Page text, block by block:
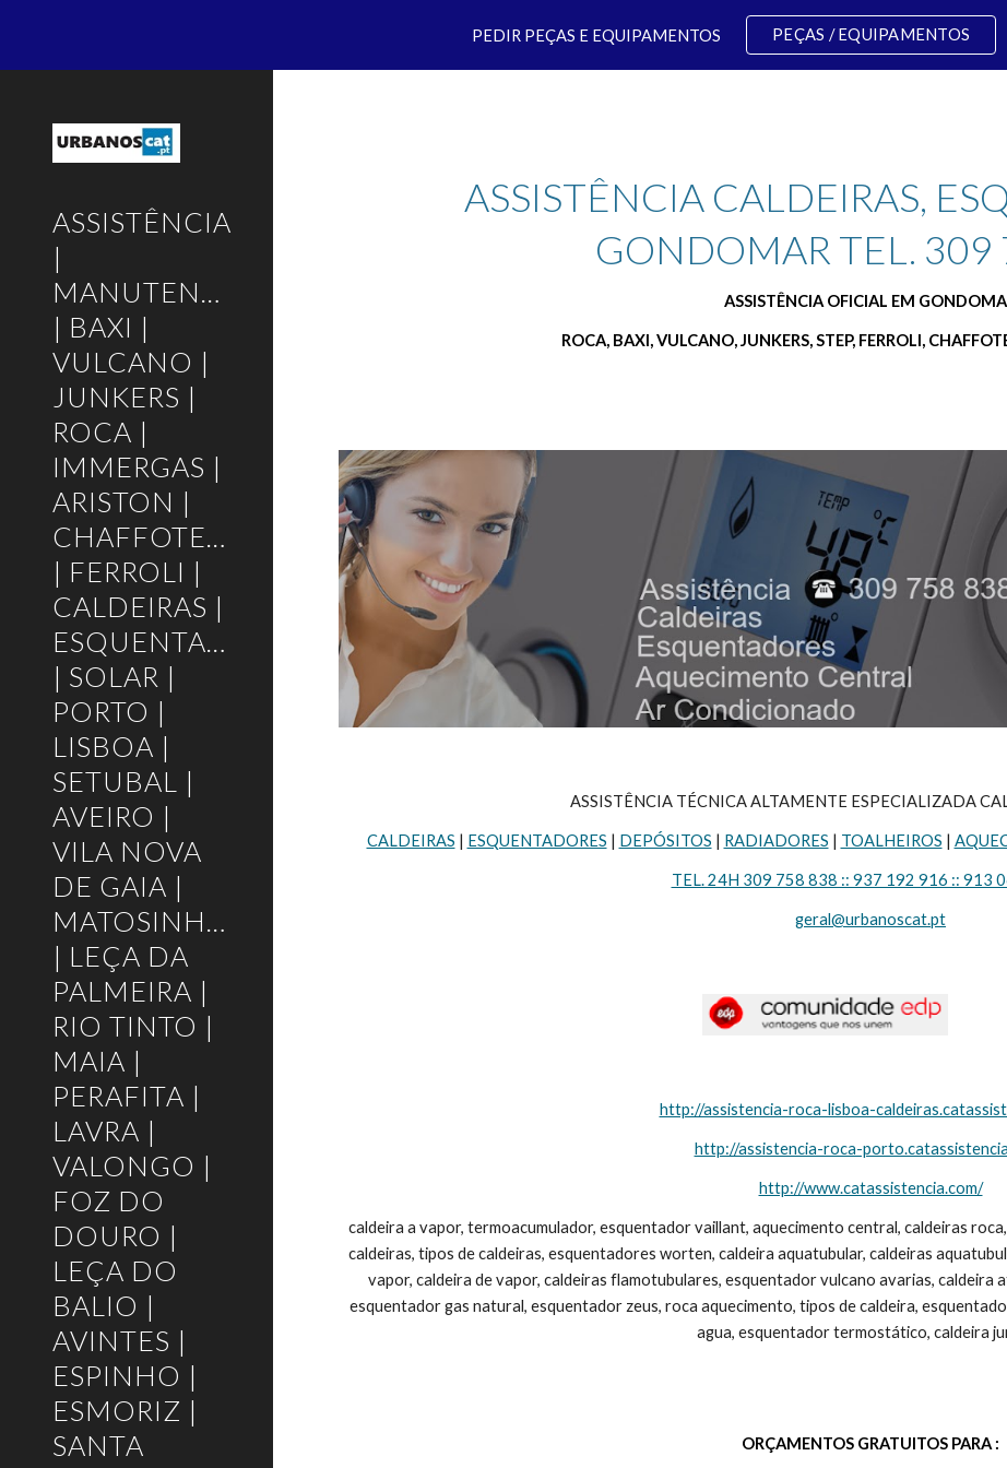
Skip to main content Skip to navigation
PEDIR PEÇAS E EQUIPAMENTOS PEÇAS / EQUIPAMENTOS
ASSISTÊNCIA
|
MANUTENÇÃO
| BAXI |
VULCANO |
JUNKERS |
ROCA |
IMMERGAS |
ARISTON |
CHAFFOTEAUX
| FERROLI |
CALDEIRAS |
ESQUENTADORES
| SOLAR |
PORTO |
LISBOA |
SETUBAL |
AVEIRO |
VILA NOVA
DE GAIA |
MATOSINHOS
| LEÇA DA
PALMEIRA |
RIO TINTO |
MAIA |
PERAFITA |
LAVRA |
VALONGO |
FOZ DO
DOURO |
LEÇA DO
BALIO |
AVINTES |
ESPINHO |
ESMORIZ |
SANTA
ASSISTÊNCIA CALDEIRAS,
GONDOMAR TEL. 309
ASSISTÊNCIA OFICIAL EM
ROCA, BAXI, VULCANO, JUNKERS, STEP, FERROLI,
ASSISTÊNCIA TÉCNICA ALTAMENTE ESPECIALIZADA
CALDEIRAS | ESQUENTADORES | DEPÓSITOS | RADIADORES | TOALHEIROS |
TEL. 24H 309 758 838 :: 937 192 916 :: 913
geral@urbanoscat.pt
http://assistencia-roca-lisboa-
http://assistencia-roca-
http://www.catassistencia.com/
caldeira a vapor, termoacumulador, esquentador vaillant, aquecimento central, caldeiras
caldeiras, tipos de caldeiras, esquentadores worten, caldeira aquatubular, caldeiras
vapor, caldeira de vapor, caldeiras flamotubulares, esquentador vulcano avarias, caldeira
esquentador gas natural, esquentador zeus, roca aquecimento, tipos de caldeira,
agua, esquentador termostático, caldeira
ORÇAMENTOS GRATUITOS PARA :